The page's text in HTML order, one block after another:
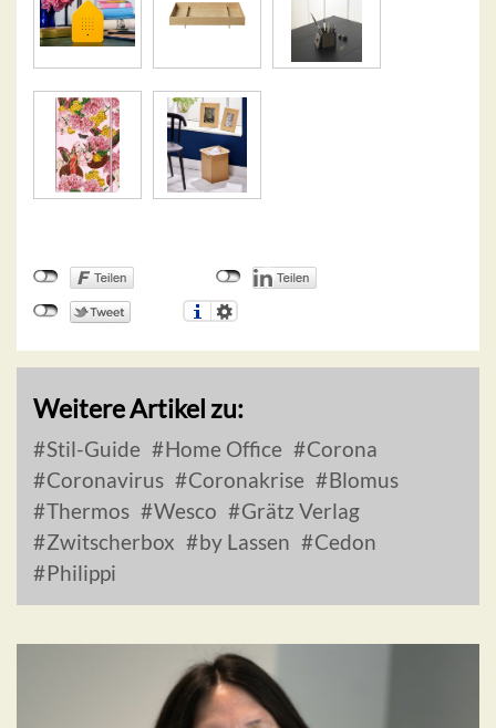
Weitere Artikel zu:
Stil-Guide Home Office
Corona
Coronavirus
Coronakrise
Blomus
Thermos
Wesco
Grätz Verlag
Zwitscherbox
by Lassen
Cedon
Philippi